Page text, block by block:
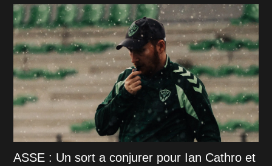
ASSE : Un sort a conjurer pour Ian Cathro et